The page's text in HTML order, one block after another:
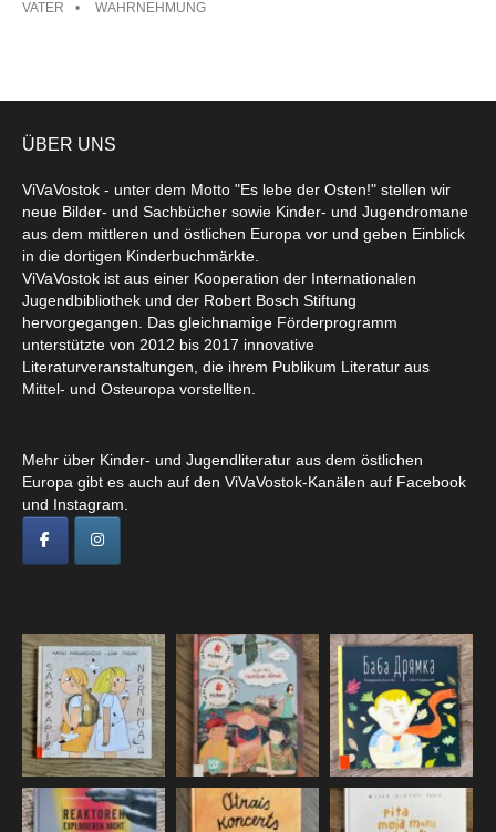
VATER
WAHRNEHMUNG
ÜBER UNS
ViVaVostok - unter dem Motto "Es lebe der Osten!" stellen wir
neue Bilder- und Sachbücher sowie Kinder- und Jugendromane
aus dem mittleren und östlichen Europa vor und geben Einblick
in die dortigen Kinderbuchmärkte.
ViVaVostok ist aus einer Kooperation der Internationalen
Jugendbibliothek und der Robert Bosch Stiftung
hervorgegangen. Das gleichnamige Förderprogramm
unterstützte von 2012 bis 2017 innovative
Literaturveranstaltungen, die ihrem Publikum Literatur aus
Mittel- und Osteuropa vorstellten.
Mehr über Kinder- und Jugendliteratur aus dem östlichen
Europa gibt es auch auf den ViVaVostok-Kanälen auf Facebook
und Instagram.